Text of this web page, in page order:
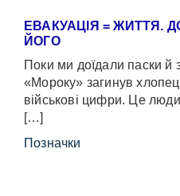
ЕВАКУАЦІЯ = ЖИТТЯ.
ЙОГО
Поки ми доїдали паски
«Мороку» загинув
військові цифри. Це
[…]
Позначки